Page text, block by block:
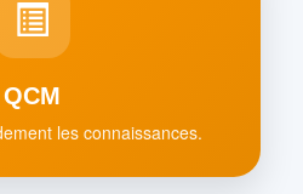
QCM
les connaissances.